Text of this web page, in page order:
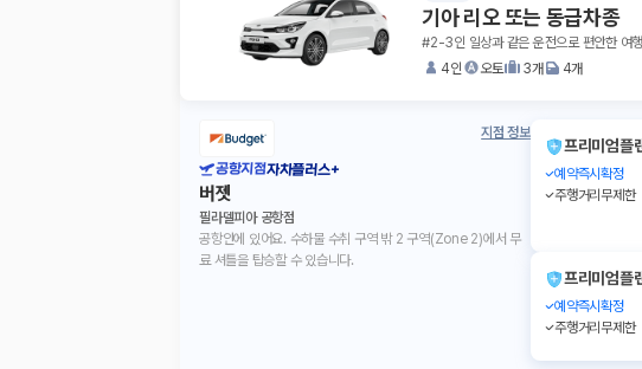
기아 리오 또는 동급차종
#2-3인 일상과 같은 운전으로 편안한 여
4인
오토 3개 4개
지점 정보
공항지점자차플러스+
버젯
필라델피아 공항점
공항안에 있어요. 수하물 수취 구역 밖 2 구역(Zone 2)에서 무
료 셔틀을 탑승할 수 있습니다.
프리미엄플
예약즉시확정
주행거리무제한
프리미엄플
예약즉시확정
주행거리무제한